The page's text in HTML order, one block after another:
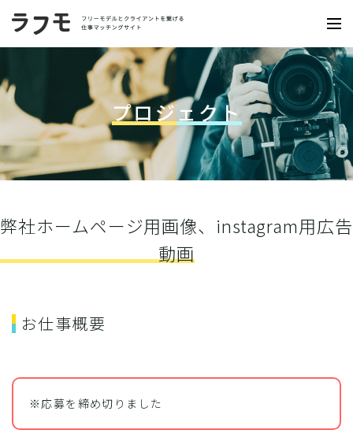
プロジェクト
弊社ホームページ用画像、instagram用広告
動画
お仕事概要
※応募を締め切りました